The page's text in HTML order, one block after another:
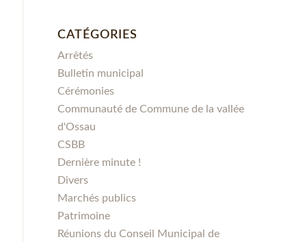
CATÉGORIES
Arrêtés
Bulletin municipal
Cérémonies
Communauté de Commune de la vallée
d'Ossau
CSBB
Dernière minute !
Divers
Marchés publics
Patrimoine
Réunions du Conseil Municipal de